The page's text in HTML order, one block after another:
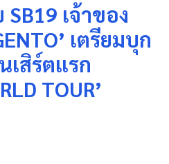
เจ้าของ
เตรียมบุก
เสิร์ตแรก
TOUR’